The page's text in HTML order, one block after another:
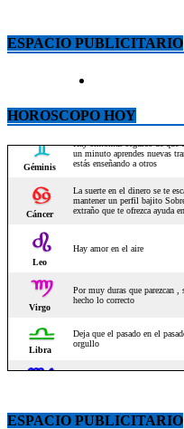
ESPACIO PUBLICITARIO
HOROSCOPO HOY
ESPACIO PUBLICITARIO